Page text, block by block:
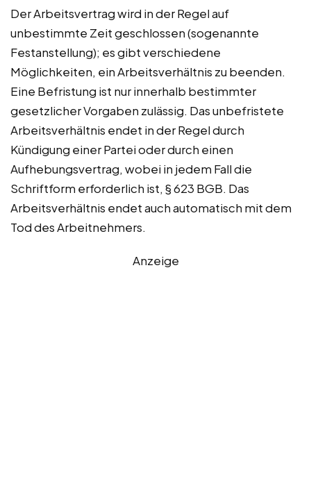
Der Arbeitsvertrag wird in der Regel auf
unbestimmte Zeit geschlossen (sogenannte
Festanstellung); es gibt verschiedene
Möglichkeiten, ein Arbeitsverhältnis zu beenden.
Eine Befristung ist nur innerhalb bestimmter
gesetzlicher Vorgaben zulässig. Das unbefristete
Arbeitsverhältnis endet in der Regel durch
Kündigung einer Partei oder durch einen
Aufhebungsvertrag, wobei in jedem Fall die
Schriftform erforderlich ist, § 623 BGB. Das
Arbeitsverhältnis endet auch automatisch mit dem
Tod des Arbeitnehmers.
Anzeige